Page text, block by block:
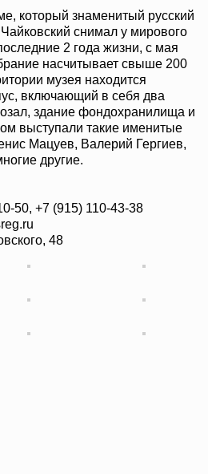
который знаменитый русский
снимал у мирового
2 года жизни, с мая
насчитывает свыше 200
музея находится
включающий в себя два
здание фондохранилища и
выступали такие именитые
Мацуев, Валерий Гергиев,
другие.
50, +7 (915) 110-43-38
48